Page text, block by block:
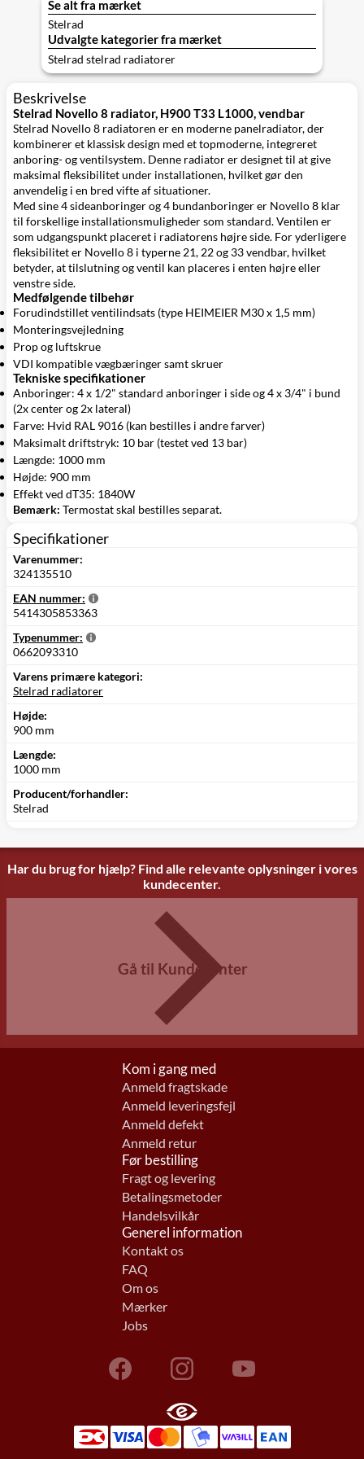
Se alt fra mærket
Stelrad
Udvalgte kategorier fra mærket
Stelrad stelrad radiatorer
Beskrivelse
Stelrad Novello 8 radiator, H900 T33 L1000, vendbar
Stelrad Novello 8 radiatoren er en moderne panelradiator, der
kombinerer et klassisk design med et topmoderne, integreret
anboring- og ventilsystem. Denne radiator er designet til at give
maksimal fleksibilitet under installationen, hvilket gør den
anvendelig i en bred vifte af situationer.
Med sine 4 sideanboringer og 4 bundanboringer er Novello 8 klar
til forskellige installationsmuligheder som standard. Ventilen er
som udgangspunkt placeret i radiatorens højre side. For yderligere
fleksibilitet er Novello 8 i typerne 21, 22 og 33 vendbar, hvilket
betyder, at tilslutning og ventil kan placeres i enten højre eller
venstre side.
Medfølgende tilbehør
Forudindstillet ventilindsats (type HEIMEIER M30 x 1,5 mm)
Monteringsvejledning
Prop og luftskrue
VDI kompatible vægbæringer samt skruer
Tekniske specifikationer
Anboringer: 4 x 1/2" standard anboringer i side og 4 x 3/4" i bund
(2x center og 2x lateral)
Farve: Hvid RAL 9016 (kan bestilles i andre farver)
Maksimalt driftstryk: 10 bar (testet ved 13 bar)
Længde: 1000 mm
Højde: 900 mm
Effekt ved dT35: 1840W
Bemærk: Termostat skal bestilles separat.
Specifikationer
Varenummer:
324135510
EAN nummer:
5414305853363
Typenummer:
0662093310
Varens primære kategori:
Stelrad radiatorer
Højde:
900 mm
Længde:
1000 mm
Producent/forhandler:
Stelrad
Har du brug for hjælp? Find alle relevante oplysninger i vores
kundecenter.
Gå til Kundecenter
Kom i gang med
Anmeld fragtskade
Anmeld leveringsfejl
Anmeld defekt
Anmeld retur
Før bestilling
Fragt og levering
Betalingsmetoder
Handelsvilkår
Generel information
Kontakt os
FAQ
Om os
Mærker
Jobs